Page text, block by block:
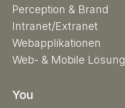
Perception & Brand
Intranet/Extranet
Webapplikationen
Web- & Mobile
You